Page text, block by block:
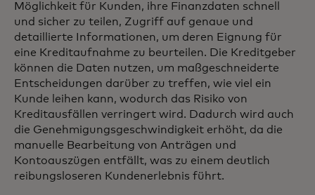
Möglichkeit für Kunden, ihre Finanzdaten schnell
und sicher zu teilen, Zugriff auf genaue und
detaillierte Informationen, um deren Eignung für
eine Kreditaufnahme zu beurteilen. Die Kreditgeber
können die Daten nutzen, um maßgeschneiderte
Entscheidungen darüber zu treffen, wie viel ein
Kunde leihen kann, wodurch das Risiko von
Kreditausfällen verringert wird. Dadurch wird auch
die Genehmigungsgeschwindigkeit erhöht, da die
manuelle Bearbeitung von Anträgen und
Kontoauszügen entfällt, was zu einem deutlich
reibungsloseren Kundenerlebnis führt.